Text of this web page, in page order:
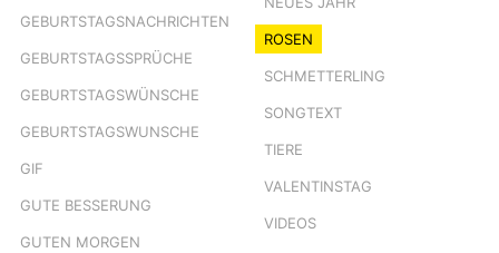
GEBURTSTAGSNACHRICHTEN
GEBURTSTAGSSPRÜCHE
GEBURTSTAGSWÜNSCHE
GEBURTSTAGSWUNSCHE
GIF
GUTE BESSERUNG
GUTEN MORGEN
ROSEN
SCHMETTERLING
SONGTEXT
TIERE
VALENTINSTAG
VIDEOS